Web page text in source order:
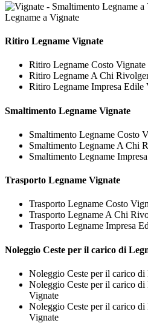
Legname a Vignate
Ritiro Legname Vignate
Ritiro Legname Costo Vignate
Ritiro Legname A Chi
Ritiro Legname Impresa Edile
Smaltimento Legname Vignate
Smaltimento Legname Costo
Smaltimento Legname A Chi
Smaltimento Legname
Trasporto Legname Vignate
Trasporto Legname Costo
Trasporto Legname A Chi
Trasporto Legname Impresa
Noleggio Ceste per il carico di
Noleggio Ceste per il carico
Noleggio Ceste per il carico
Vignate
Noleggio Ceste per il carico di
Vignate